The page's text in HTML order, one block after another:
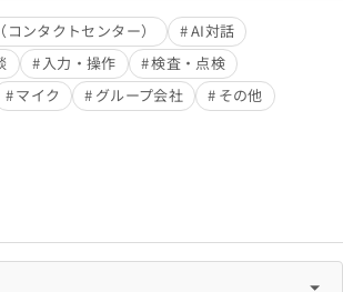
ンタクトセンター）
AI対話
入力・操作
検査・点検
マイク グループ会社
その他